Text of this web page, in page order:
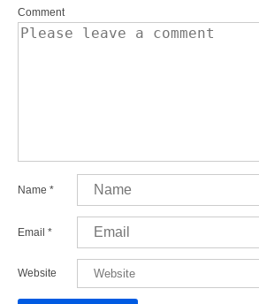
Comment
Name *
Email *
Website